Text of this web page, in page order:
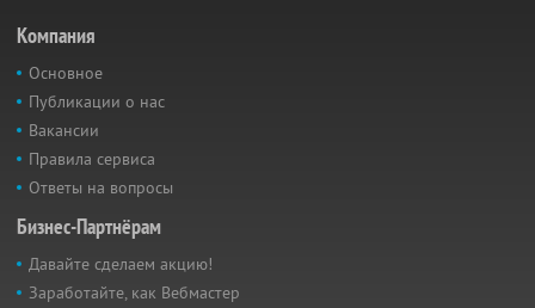
Компания
Основное
Публикации о нас
Вакансии
Правила сервиса
Ответы на вопросы
Бизнес-Партнёрам
Давайте сделаем акцию!
Заработайте, как Вебмастер